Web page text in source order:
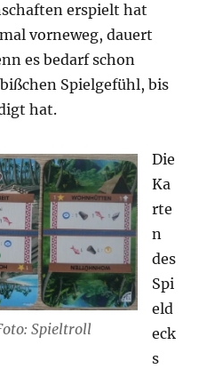
erspielt hat
vorneweg, dauert
es bedarf schon
Spielgefühl, bis
hat.
Spieltroll
Die
Ka
rte
n
des
Spi
eld
eck
s